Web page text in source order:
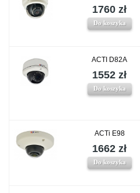
1760 zł
Do koszyka
ACTI D82A
1552 zł
Do koszyka
ACTi E98
1662 zł
Do koszyka